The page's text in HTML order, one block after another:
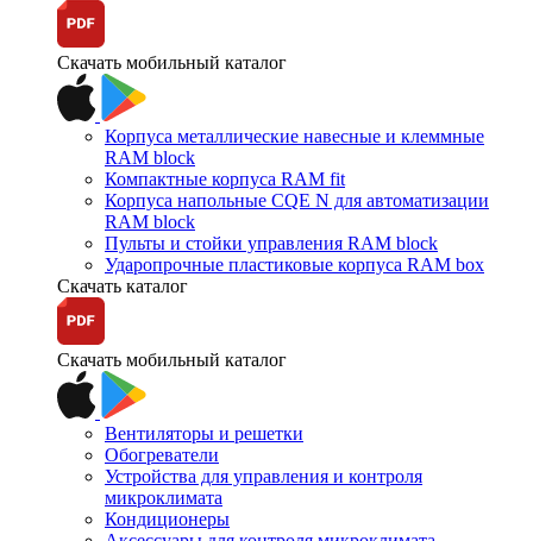
Скачать мобильный каталог
Корпуса металлические навесные и клеммные
RAM block
Компактные корпуса RAM fit
Корпуса напольные CQE N для автоматизации
RAM block
Пульты и стойки управления RAM block
Ударопрочные пластиковые корпуса RAM box
Скачать каталог
Скачать мобильный каталог
Вентиляторы и решетки
Обогреватели
Устройства для управления и контроля
микроклимата
Кондиционеры